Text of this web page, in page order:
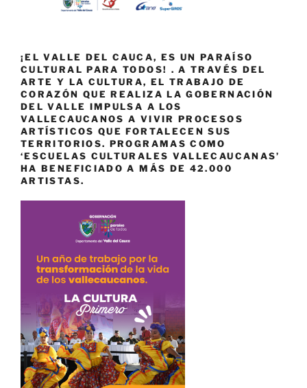
¡EL VALLE DEL CAUCA, ES UN PARAÍSO
CULTURAL PARA TODOS! . A TRAVÉS DEL
ARTE Y LA CULTURA, EL TRABAJO DE
CORAZÓN QUE REALIZA LA GOBERNACIÓN
DEL VALLE IMPULSA A LOS
VALLECAUCANOS A VIVIR PROCESOS
ARTÍSTICOS QUE FORTALECEN SUS
TERRITORIOS. PROGRAMAS COMO
‘ESCUELAS CULTURALES VALLECAUCANAS’
HA BENEFICIADO A MÁS DE 42.000
ARTISTAS.